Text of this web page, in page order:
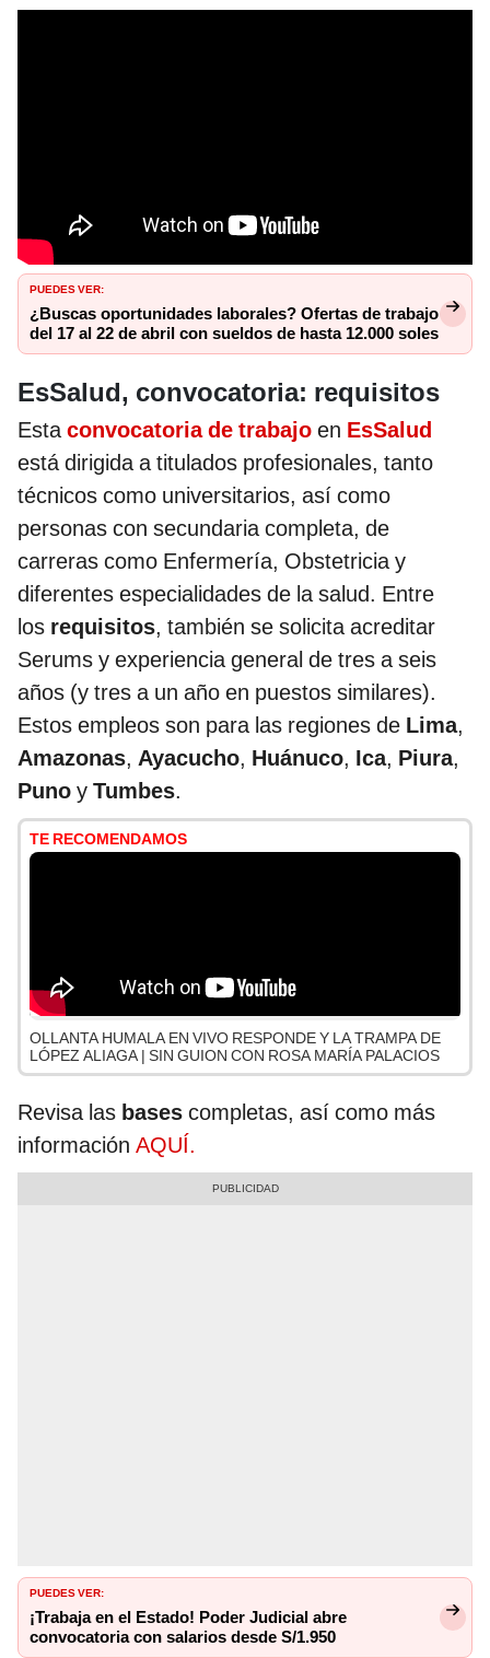
PUEDES VER:
¿Buscas oportunidades laborales? Ofertas de trabajo
del 17 al 22 de abril con sueldos de hasta 12.000 soles
EsSalud, convocatoria: requisitos
Estaconvocatoria de trabajo en EsSalud
está dirigida a titulados profesionales, tanto
técnicos como universitarios, así como
personas con secundaria completa, de
carreras como Enfermería, Obstetricia y
diferentes especialidades de la salud. Entre
los requisitos, también se solicita acreditar
Serums y experiencia general de tres a seis
años (y tres a un año en puestos similares).
Estos empleos son para las regiones de Lima,
Amazonas, Ayacucho, Huánuco, Ica, Piura,
Puno y Tumbes.
TE RECOMENDAMOS
OLLANTA HUMALA EN VIVO RESPONDE Y LA TRAMPA DE
LÓPEZ ALIAGA | SIN GUION CON ROSA MARÍA PALACIOS
Revisa las bases completas, así como más
información AQUÍ.
PUEDES VER:
¡Trabaja en el Estado! Poder Judicial abre
convocatoria con salarios desde S/1.950